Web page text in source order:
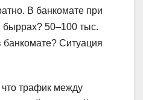
В банкомате при
50–100 тыс.
Ситуация
трафик между